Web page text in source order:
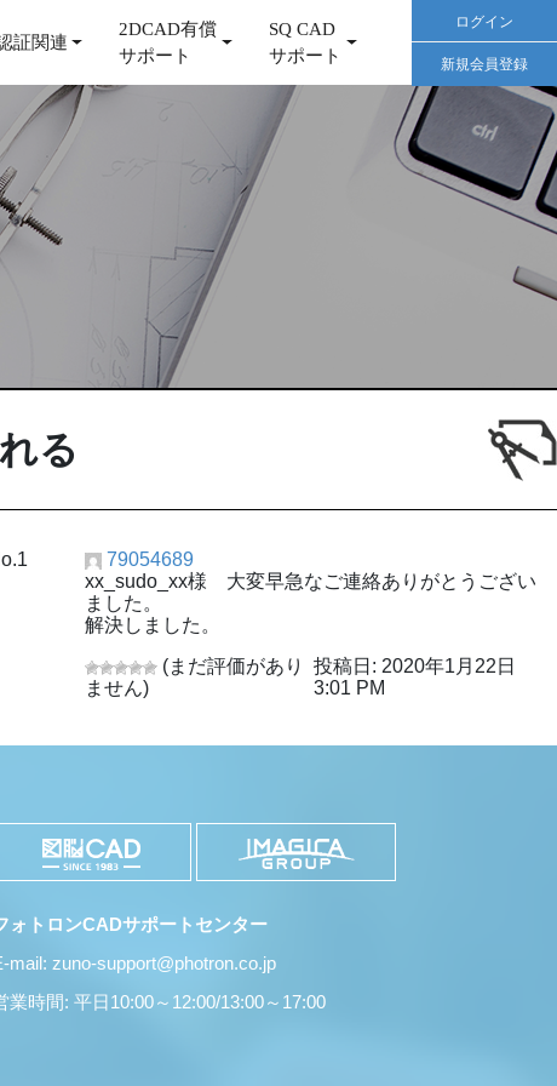
証関連
2DCAD有償
サポート
SQ CAD
サポート
ログイン
新規会員登録
る
79054689
xx_sudo_xx様 大変早急なご連絡ありがとうござい
ました。
解決しました。
(まだ評価があり
ません)
投稿日: 2020年1月22日
3:01 PM
ォトロンCADサポートセンター
mail: zuno-support@photron.co.jp
業時間: 平日10:00～12:00/13:00～17:00